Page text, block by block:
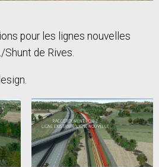
pour les lignes nouvelles
Shunt de Rives.